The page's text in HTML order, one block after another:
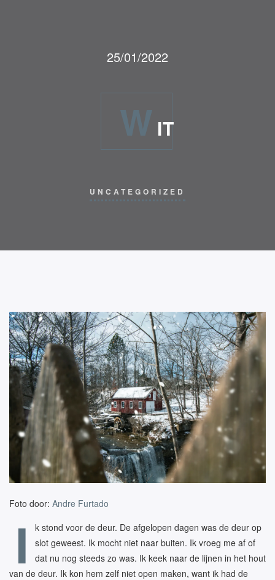
25/01/2022
W IT
UNCATEGORIZED
Foto door: Andre Furtado
I
k stond voor de deur. De afgelopen dagen was de deur op
slot geweest. Ik mocht niet naar buiten. Ik vroeg me af of
dat nu nog steeds zo was. Ik keek naar de lijnen in het hout
van de deur. Ik kon hem zelf niet open maken, want ik had de